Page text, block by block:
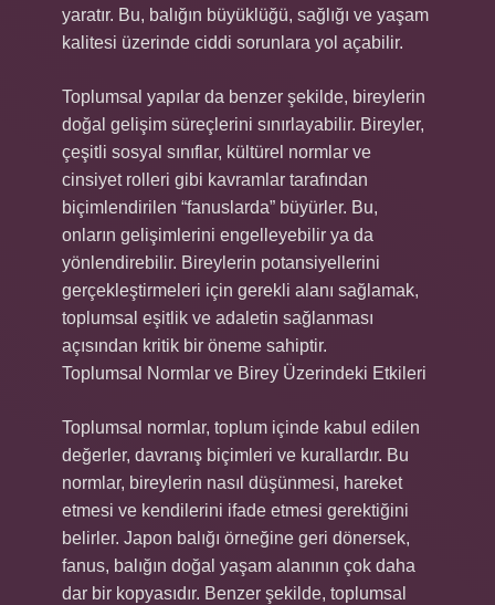
yaratır. Bu, balığın büyüklüğü, sağlığı ve yaşam
kalitesi üzerinde ciddi sorunlara yol açabilir.
Toplumsal yapılar da benzer şekilde, bireylerin
doğal gelişim süreçlerini sınırlayabilir. Bireyler,
çeşitli sosyal sınıflar, kültürel normlar ve
cinsiyet rolleri gibi kavramlar tarafından
biçimlendirilen “fanuslarda” büyürler. Bu,
onların gelişimlerini engelleyebilir ya da
yönlendirebilir. Bireylerin potansiyellerini
gerçekleştirmeleri için gerekli alanı sağlamak,
toplumsal eşitlik ve adaletin sağlanması
açısından kritik bir öneme sahiptir.
Toplumsal Normlar ve Birey Üzerindeki Etkileri
Toplumsal normlar, toplum içinde kabul edilen
değerler, davranış biçimleri ve kurallardır. Bu
normlar, bireylerin nasıl düşünmesi, hareket
etmesi ve kendilerini ifade etmesi gerektiğini
belirler. Japon balığı örneğine geri dönersek,
fanus, balığın doğal yaşam alanının çok daha
dar bir kopyasıdır. Benzer şekilde, toplumsal